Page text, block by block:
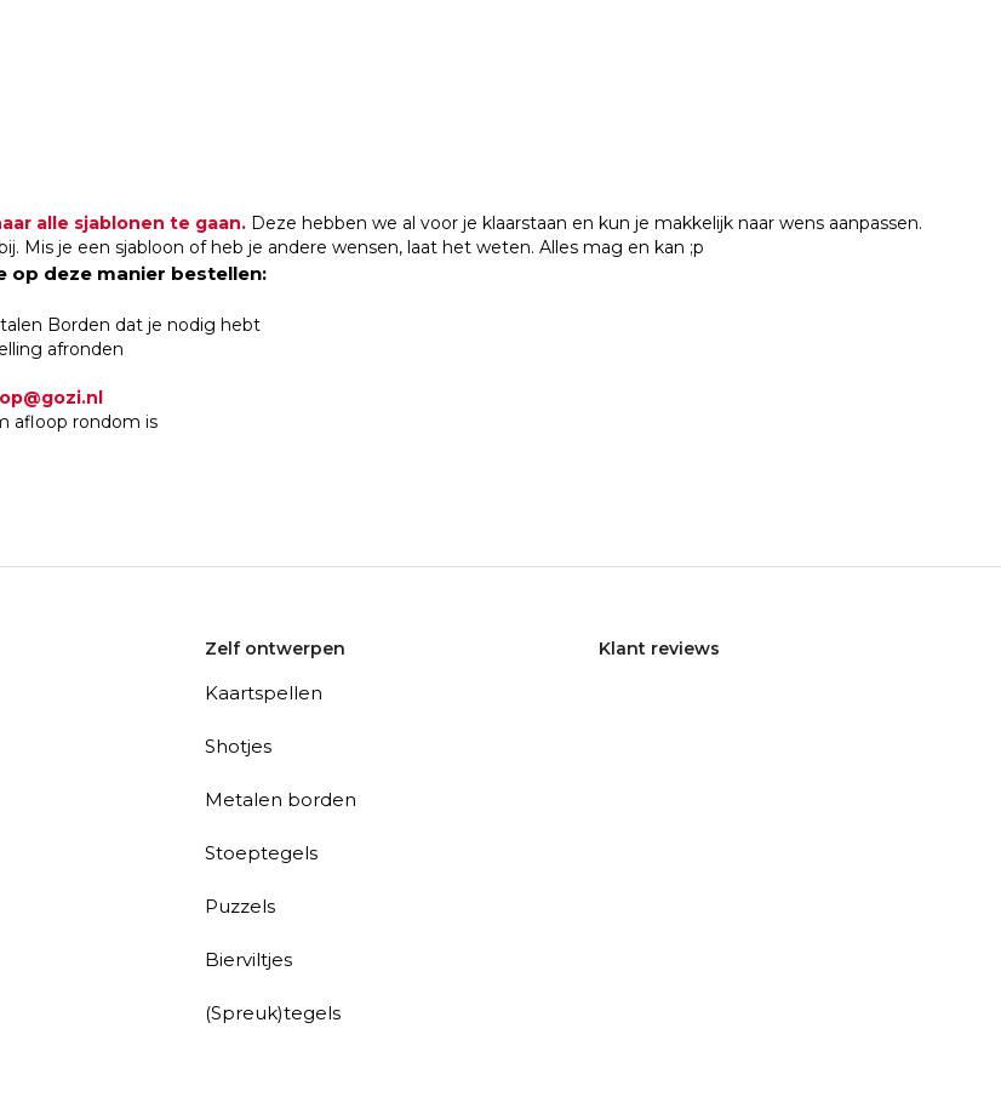
alle sjablonen te gaan. Deze hebben we al voor je klaarstaan en kun je makkelijk naar wens aanpassen.
Mis je een sjabloon of heb je andere wensen, laat het weten. Alles mag en kan ;p
op deze manier bestellen:
Borden dat je nodig hebt
afronden
afloop rondom is
Zelf ontwerpen
Kaartspellen
Shotjes
Metalen borden
Stoeptegels
Puzzels
Bierviltjes
(Spreuk)tegels
Klant reviews